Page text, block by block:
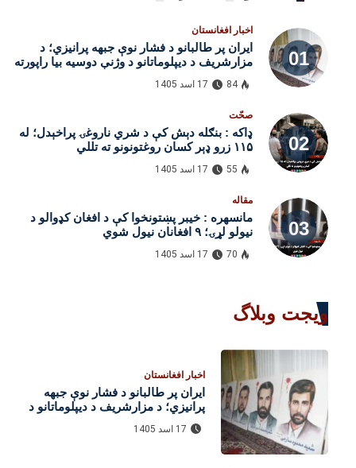
اخبار افغانستان
ایران پر طالبانو د فشار نوې جبهه پرانیزي؛ د
مزارشریف د دیپلوماتانو د وژنې دوسیه بیا راپورته
شوه
84 17 اسد 1405
صحّت
ډاکه : بنګله‌ دېش کې د شري ناروغۍ پراخېدل؛ له
۱۱۵ زرو ډېر کسان روغتونونو ته تللي
55 17 اسد 1405
مقاله
مانسهره : خیبر پښتونخوا کې د افغان کډوالو د
نیولو لړۍ؛ ۹ افغانان نیول شوي
70 17 اسد 1405
ویجت وبلاگ
اخبار افغانستان
ایران پر طالبانو د فشار نوې جبهه
پرانیزي؛ د مزارشریف د دیپلوماتانو د
وژنې دوسیه بیا راپورته شوه
17 اسد 1405